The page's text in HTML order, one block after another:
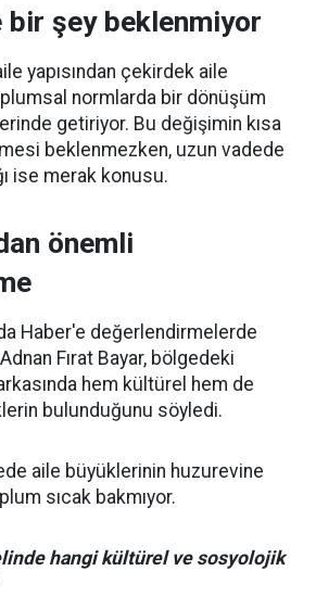
bir şey beklenmiyor
yapısından çekirdek aile
normlarda bir dönüşüm
getiriyor. Bu değişimin kısa
beklenmezken, uzun vadede
ise merak konusu.
önemli
Haber'e değerlendirmelerde
Fırat Bayar, bölgedeki
hem kültürel hem de
bulunduğunu söyledi.
aile büyüklerinin huzurevine
sıcak bakmıyor.
hangi kültürel ve sosyolojik